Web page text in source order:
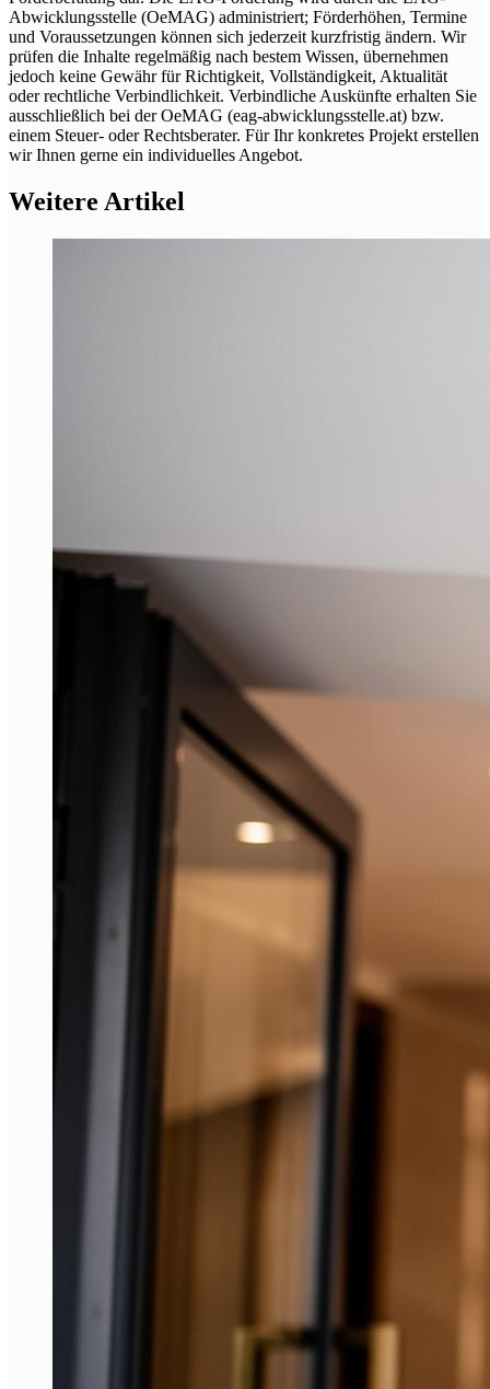
Abwicklungsstelle (OeMAG) administriert; Förderhöhen, Termine
und Voraussetzungen können sich jederzeit kurzfristig ändern. Wir
prüfen die Inhalte regelmäßig nach bestem Wissen, übernehmen
jedoch keine Gewähr für Richtigkeit, Vollständigkeit, Aktualität
oder rechtliche Verbindlichkeit. Verbindliche Auskünfte erhalten Sie
ausschließlich bei der OeMAG (eag-abwicklungsstelle.at) bzw.
einem Steuer- oder Rechtsberater. Für Ihr konkretes Projekt erstellen
wir Ihnen gerne ein individuelles Angebot.
Weitere Artikel